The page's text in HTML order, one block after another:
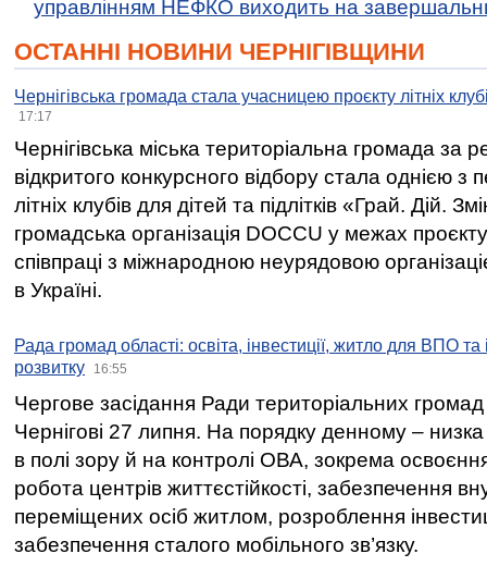
управлінням НЕФКО виходить на
ОСТАННІ НОВИНИ ЧЕРНІГІВЩИНИ
Чернігівська громада стала учасницею проєкту літніх
17:17
Чернігівська міська територіальна громада за
відкритого конкурсного відбору стала однією
літніх клубів для дітей та підлітків «Грай. Дій.
громадська організація DOCCU у межах
співпраці з міжнародною неурядовою
в Україні.
Рада громад області: освіта, інвестиції, житло для ВПО
розвитку
16:55
Чергове засідання Ради територіальних громад
Чернігові 27 липня. На порядку денному –
в полі зору й на контролі ОВА, зокрема освоєння
робота центрів життєстійкості, забезпечення
переміщених осіб житлом, розроблення
забезпечення сталого мобільного зв’язку.